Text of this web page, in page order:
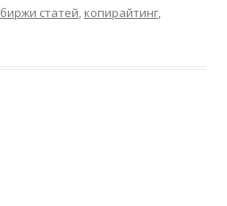
биржи статей, копирайтинг,